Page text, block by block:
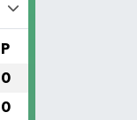
P
0
0